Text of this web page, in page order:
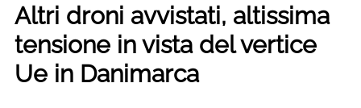
Altri droni avvistati, altissima
tensione in vista del vertice
Ue in Danimarca